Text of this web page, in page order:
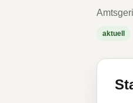
aktuell